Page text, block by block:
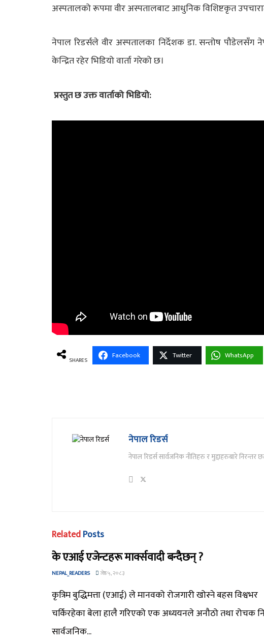
अस्पतालको रूपमा वीर अस्पतालबाट आधुनिक विशिष्टकृत
नेपाल रिडर्सले वीर अस्पतालका निर्देशक डा. सन्तोष पौडेलसँग
केन्द्रित रहेर भिडियो वार्ता गरेको छ।
प्रस्तुत छ उक्त वार्ताको भिडियो:
SHARES Facebook Twitter WhatsApp
नेपाल रिडर्स
नेपाल रिडर्स सार्वजनिक नीतिहरु र मुद्दाहरुबारे निरन्तर
RelatedPosts
के एआई एजेन्टहरू मार्क्सवादी बन्दैछन् ?
NEPAL_READERS जेष्ठ ५, २०८३
कृत्रिम बुद्धिमत्ता (एआई) ले मानवको रोजगारी खोस्ने बहस विश्वभर
चर्किरहेका बेला हालै गरिएको एक अध्ययनले अनौठो तथा रोचक
सार्वजनिक...